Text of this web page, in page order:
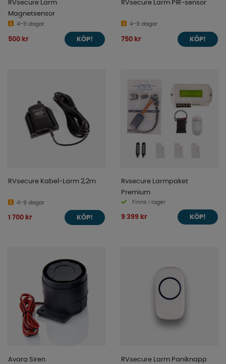
RVsecure Larm
Magnetsensor
4-9 dagar
500 kr KÖP!
RVsecure Larm PIR-sensor
4-9 dagar
750 kr KÖP!
RVsecure Kabel-Larm 2,2m
4-9 dagar
1 700 kr KÖP!
Rvsecure Larmpaket
Premium
Finns i lager
9 399 kr KÖP!
Avara Siren RVsecure Larm Paniknapp